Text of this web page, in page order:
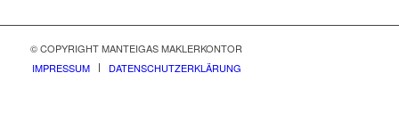
© COPYRIGHT MANTEIGAS MAKLERKONTOR
IMPRESSUM
DATENSCHUTZERKLÄRUNG